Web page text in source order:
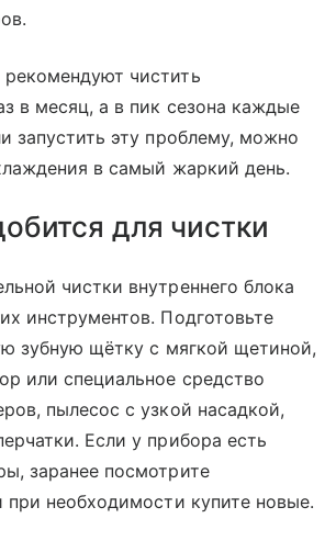
чистить
в месяц, а в пик сезона каждые
запустить эту проблему, можно
в самый жаркий день.
для чистки
чистки внутреннего блока
инструментов. Подготовьте
зубную щётку с мягкой щетиной,
или специальное средство
пылесос с узкой насадкой,
Если у прибора есть
заранее посмотрите
при необходимости купите новые.